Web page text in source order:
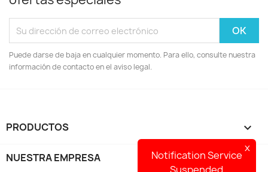
Puede darse de baja en cualquier momento. Para ello, consulte nuestra
información de contacto en el aviso legal.
PRODUCTOS 
NUESTRA EMPRESA 
x
Notification Service